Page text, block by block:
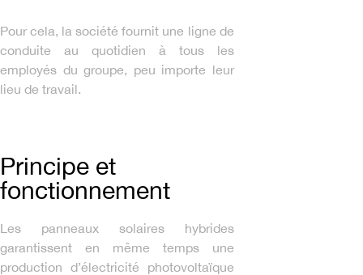
Pour cela, la société fournit une ligne de
conduite au quotidien à tous les
employés du groupe, peu importe leur
lieu de travail.
Principe et
fonctionnement
Les panneaux solaires hybrides
garantissent en même temps une
production d’électricité photovoltaïque